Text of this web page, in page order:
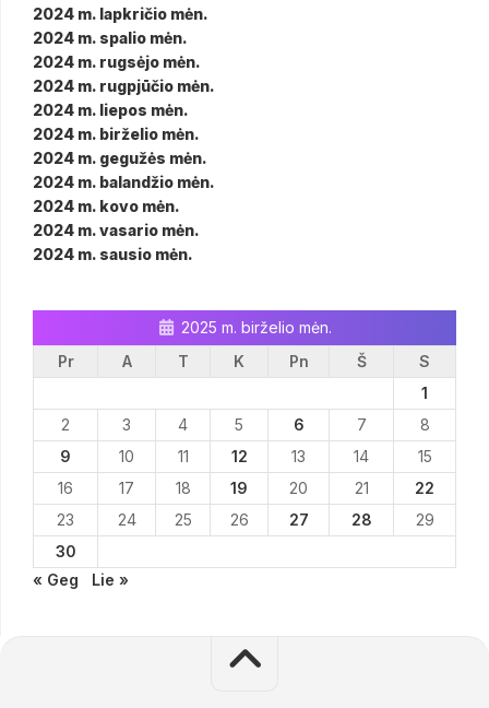
2024 m. lapkričio mėn.
2024 m. spalio mėn.
2024 m. rugsėjo mėn.
2024 m. rugpjūčio mėn.
2024 m. liepos mėn.
2024 m. birželio mėn.
2024 m. gegužės mėn.
2024 m. balandžio mėn.
2024 m. kovo mėn.
2024 m. vasario mėn.
2024 m. sausio mėn.
2025 m. birželio mėn.
Pr
A T K Pn Š
S
1
2
3 4 5 6 7
8
9
10 11 12 13 14
15
16
17 18 19 20 21
22
23
24 25 26 27 28
29
30
« Geg
Lie »